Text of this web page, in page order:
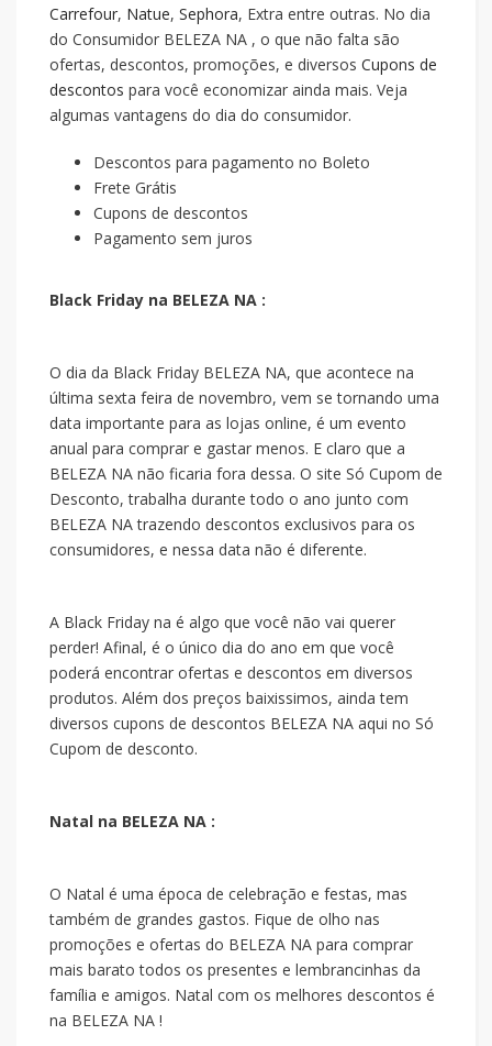
Carrefour, Natue, Sephora, Extra entre outras. No dia
do Consumidor BELEZA NA , o que não falta são
ofertas, descontos, promoções, e diversos Cupons de
descontos para você economizar ainda mais. Veja
algumas vantagens do dia do consumidor.
Descontos para pagamento no Boleto
Frete Grátis
Cupons de descontos
Pagamento sem juros
Black Friday na BELEZA NA :
O dia da Black Friday BELEZA NA, que acontece na
última sexta feira de novembro, vem se tornando uma
data importante para as lojas online, é um evento
anual para comprar e gastar menos. E claro que a
BELEZA NA não ficaria fora dessa. O site Só Cupom de
Desconto, trabalha durante todo o ano junto com
BELEZA NA trazendo descontos exclusivos para os
consumidores, e nessa data não é diferente.
A Black Friday na é algo que você não vai querer
perder! Afinal, é o único dia do ano em que você
poderá encontrar ofertas e descontos em diversos
produtos. Além dos preços baixissimos, ainda tem
diversos cupons de descontos BELEZA NA aqui no Só
Cupom de desconto.
Natal na BELEZA NA :
O Natal é uma época de celebração e festas, mas
também de grandes gastos. Fique de olho nas
promoções e ofertas do BELEZA NA para comprar
mais barato todos os presentes e lembrancinhas da
família e amigos. Natal com os melhores descontos é
na BELEZA NA !